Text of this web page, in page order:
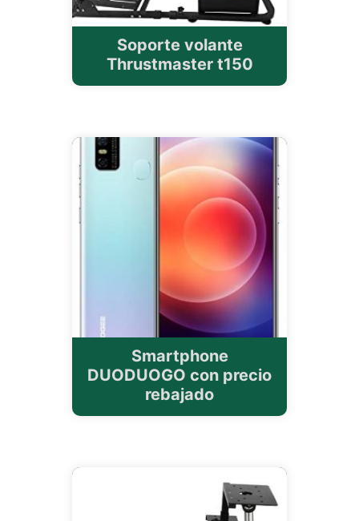
Soporte volante
Thrustmaster t150
Smartphone
DUODUOGO con precio
rebajado